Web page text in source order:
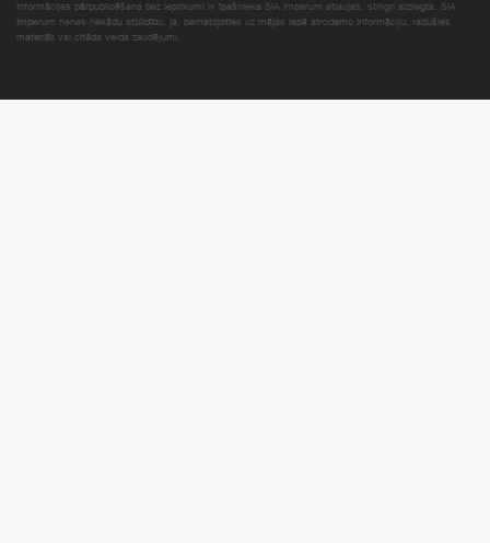
Informācijas pārpublicēšana bez iepirkumi.lv īpašnieka SIA Imperum atļaujas, stingri aizliegta. SIA
Imperum nenes nekādu atbildību, ja, pamatojoties uz mājas lapā atrodamo informāciju, radušies
materiāli vai citāda veida zaudējumi.